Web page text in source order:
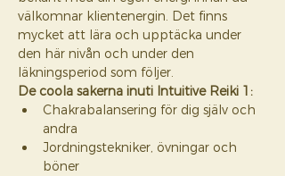
välkomnar klientenergin. Det finns
mycket att lära och upptäcka under
den här nivån och under den
läkningsperiod som följer.
De coola sakerna inuti Intuitive Reiki 1:
Chakrabalansering för dig själv och
andra
Jordningstekniker, övningar och
böner